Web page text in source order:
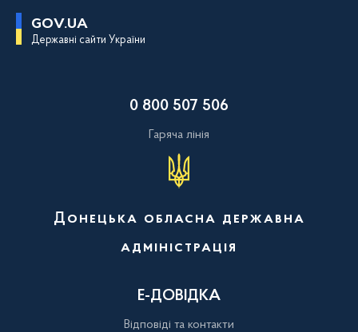
GOV.UA
Державні сайти України
0 800 507 506
Гаряча лінія
Донецька обласна державна
адміністрація
Е-ДОВІДКА
Відповіді та контакти